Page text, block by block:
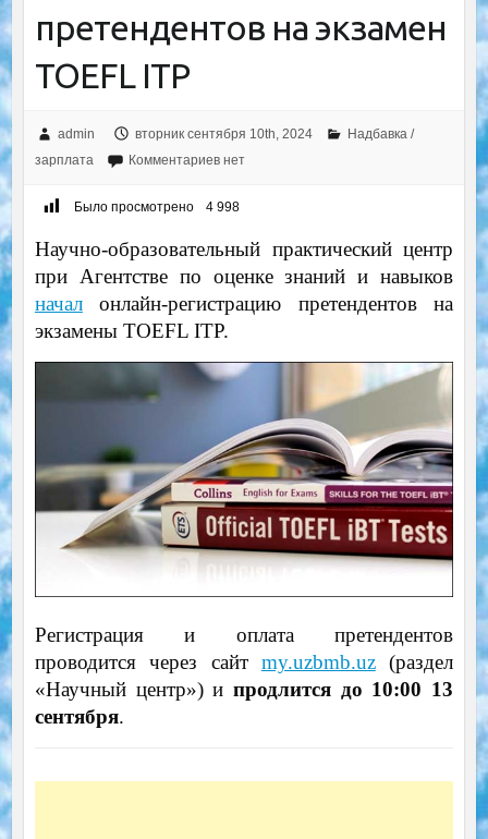
претендентов на экзамен
TOEFL ITP
admin вторник сентября 10th, 2024
Надбавка /
зарплата
Комментариев нет
Было просмотрено 4 998
Научно-образовательный практический центр
при Агентстве по оценке знаний и навыков
началонлайн-регистрацию претендентов на
экзамены TOEFL ITP.
Регистрация и оплата претендентов
проводится через сайт my.uzbmb.uz(раздел
«Научный центр») и продлится до 10:00 13
сентября.